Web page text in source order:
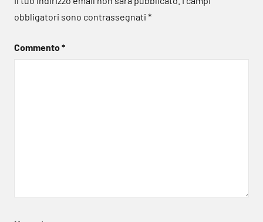
obbligatori sono contrassegnati *
Commento*